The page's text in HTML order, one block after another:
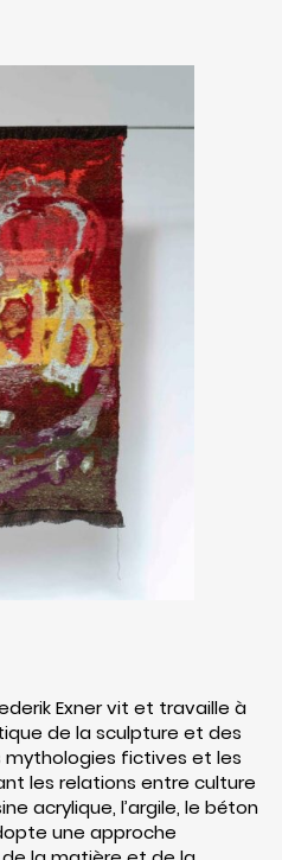
Exner vit et travaille à
de la sculpture et des
mythologies fictives et les
les relations entre culture
acrylique, l’argile, le béton
une approche